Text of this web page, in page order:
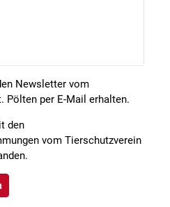
Newsletter vom
Pölten per E-Mail erhalten.
den
vom Tierschutzverein